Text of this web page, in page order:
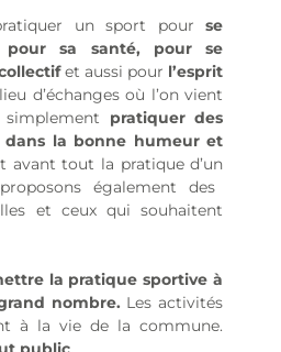
un sport pourse
sa santé, pour se
et aussi pour l’esprit
d’échanges où l’on vient
pratiquer des
dans la bonne humeur et
avant tout la pratique d’un
également des
et ceux qui souhaitent
la pratique sportive à
nombre. Les activités
à la vie de la commune.